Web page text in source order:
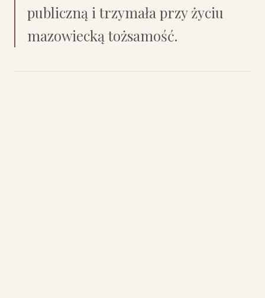
publiczną i trzymała przy życiu
mazowiecką tożsamość.